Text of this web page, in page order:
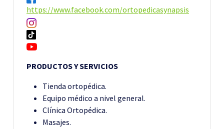
https://www.facebook.com/ortopedicasynapsis
PRODUCTOS Y SERVICIOS
Tienda ortopédica.
Equipo médico a nivel general.
Clínica Ortopédica.
Masajes.